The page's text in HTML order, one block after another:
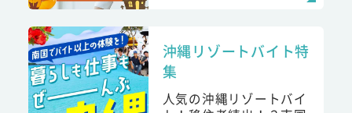
沖縄リゾートバイト特
集
人気の沖縄リゾートバイ